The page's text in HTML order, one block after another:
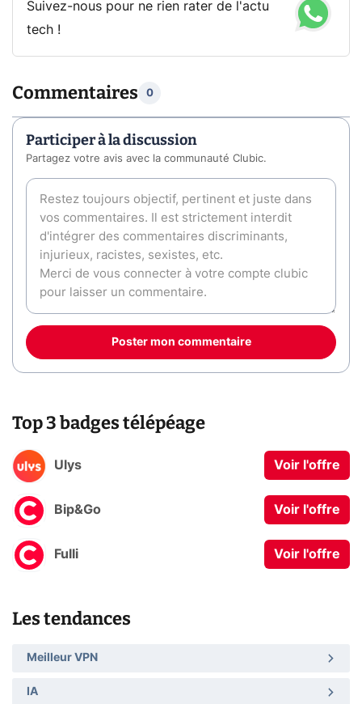
Suivez-nous pour ne rien rater de l'actu
tech !
Commentaires 0
Participer à la discussion
Partagez votre avis avec la communauté Clubic.
Poster mon commentaire
Top 3 badges télépéage
Ulys Voir l'offre
Bip&Go Voir l'offre
Fulli Voir l'offre
Les tendances
Meilleur VPN
IA